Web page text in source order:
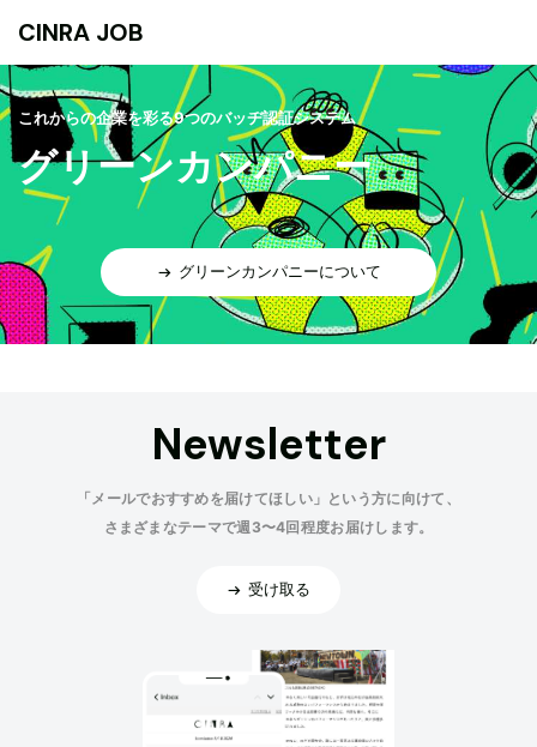
CINRA JOB
これからの企業を彩る9つのバッヂ認証システム
グリーンカンパニー
グリーンカンパニーについて
Newsletter
「メールでおすすめを届けてほしい」という方に向けて、
さまざまなテーマで週3〜4回程度お届けします。
受け取る